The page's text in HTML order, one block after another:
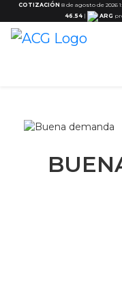
COTIZACIÓN 8 de agosto de 2026
46.54 | ARG